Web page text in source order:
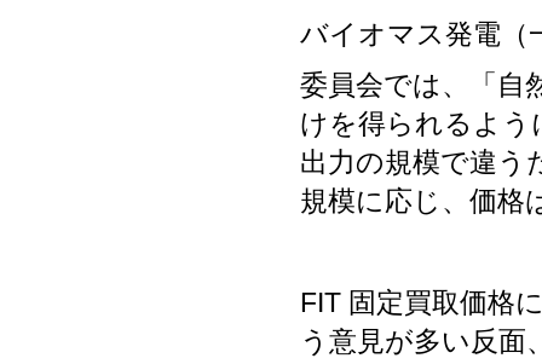
バイオマス発電（
委員会では、「自
けを得られるよう
出力の規模で違う
規模に応じ、価格
FIT 固定買取価格
う意見が多い反面